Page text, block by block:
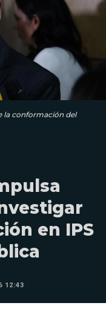
la conformación del
en IPS
12:43